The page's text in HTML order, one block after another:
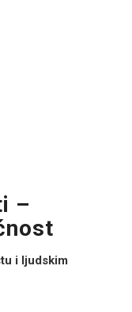
–
i ljudskim